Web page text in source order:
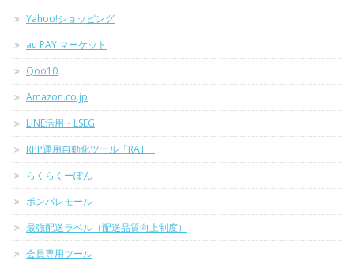
Yahoo!ショッピング
au PAY マーケット
Qoo10
Amazon.co.jp
LINE活用・LSEG
RPP運用自動化ツール「RAT」
らくらくーぽん
ポンパレモール
最強配送ラベル（配送品質向上制度）
会員専用ツール